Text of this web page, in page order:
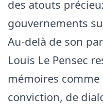
des atouts
gouvernements
Au-delà de son
Louis Le Pensec
mémoires
conviction, de